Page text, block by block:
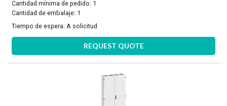
Cantidad mínima de pedido: 1
Cantidad de embalaje: 1
Tiempo de espera: A solicitud
REQUEST QUOTE